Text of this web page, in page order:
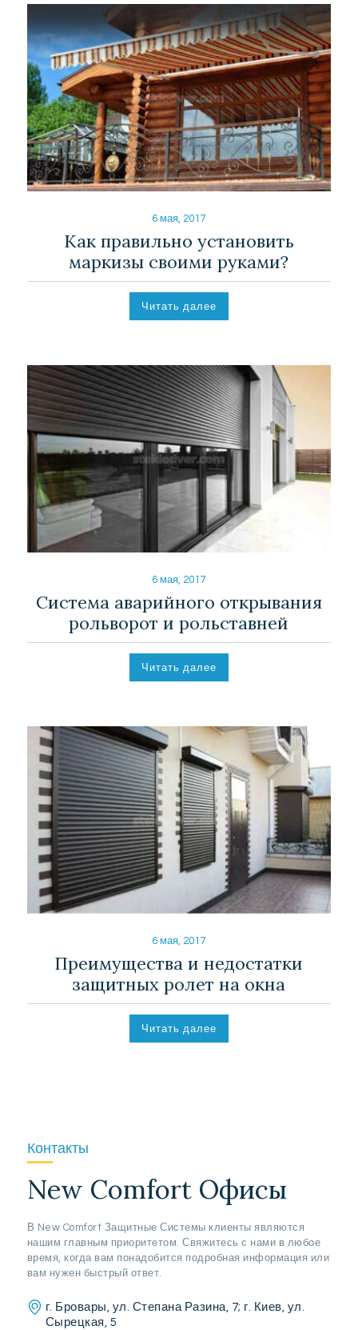
6 мая, 2017
Как правильно установить
маркизы своими руками?
Читать далее
6 мая, 2017
Система аварийного открывания
рольворот и рольставней
Читать далее
6 мая, 2017
Преимущества и недостатки
защитных ролет на окна
Читать далее
Контакты
New Comfort Офисы
В New Comfort Защитные Системы клиенты являются
нашим главным приоритетом. Свяжитесь с нами в любое
время, когда вам понадобится подробная информация или
вам нужен быстрый ответ.
г. Бровары, ул. Степана Разина, 7; г. Киев, ул.
Сырецкая, 5